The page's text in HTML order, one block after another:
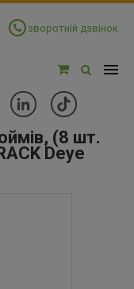
зворотній дзвінок
(8 шт.
Deye